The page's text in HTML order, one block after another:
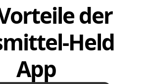
der
Held
App